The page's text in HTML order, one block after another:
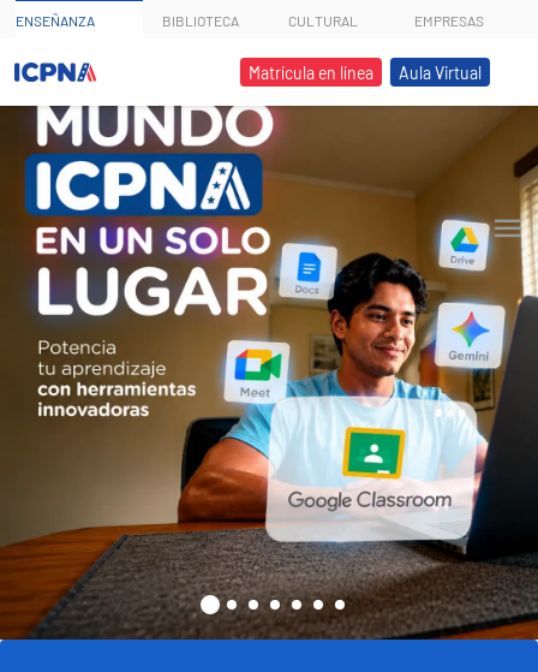
ENSEÑANZA BIBLIOTECA CULTURAL EMPRESAS
Matrícula en línea Aula Virtual